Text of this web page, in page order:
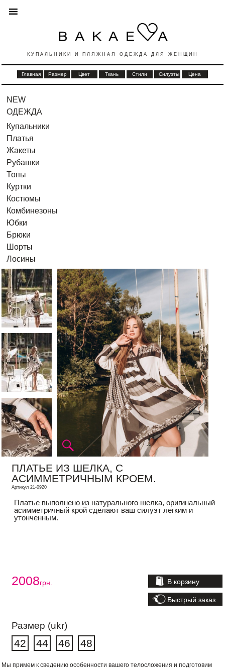
КУПАЛЬНИКИ И ПЛЯЖНАЯ ОДЕЖДА ДЛЯ ЖЕНЩИН
Главная Размер Цвет Ткань Стили Силуэты Цена
NEW
ОДЕЖДА
Купальники
Платья
Жакеты
Рубашки
Топы
Куртки
Костюмы
Комбинезоны
Юбки
Брюки
Шорты
Лосины
ПЛАТЬЕ ИЗ ШЕЛКА, С
АСИММЕТРИЧНЫМ КРОЕМ.
Артикул 21-0920
Платье выполнено из натурального шелка, оригинальный
асимметричный крой сделают ваш силуэт легким и
утонченным.
2008грн. В корзину
Быстрый заказ
Размер (ukr)
42 44 46 48
Мы примем к сведению особенности вашего телосложения и подготовим